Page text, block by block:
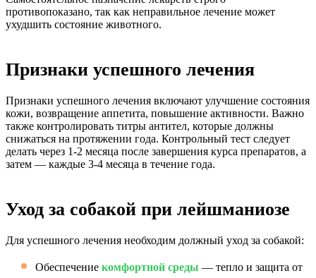
противопоказано, так как неправильное лечение может
ухудшить состояние животного.
Признаки успешного лечения
Признаки успешного лечения включают улучшение состояния
кожи, возвращение аппетита, повышение активности. Важно
также контролировать титры антител, которые должны
снижаться на протяжении года. Контрольный тест следует
делать через 1-2 месяца после завершения курса препаратов, а
затем — каждые 3-4 месяца в течение года.
Уход за собакой при лейшманиозе
Для успешного лечения необходим должный уход за собакой:
Обеспечение комфортной среды — тепло и защита от